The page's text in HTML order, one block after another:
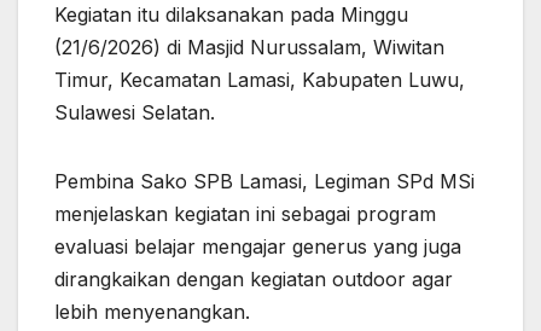
Kegiatan itu dilaksanakan pada Minggu
(21/6/2026) di Masjid Nurussalam, Wiwitan
Timur, Kecamatan Lamasi, Kabupaten Luwu,
Sulawesi Selatan.
Pembina Sako SPB Lamasi, Legiman SPd MSi
menjelaskan kegiatan ini sebagai program
evaluasi belajar mengajar generus yang juga
dirangkaikan dengan kegiatan outdoor agar
lebih menyenangkan.